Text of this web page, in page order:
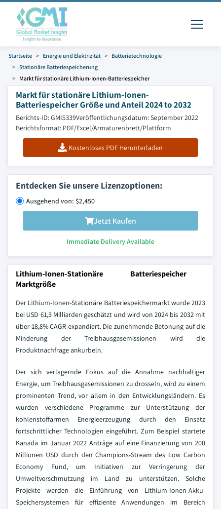
Startseite Energie und Elektrizität
Batterietechnologie
Stationäre Batteriespeicherung
Markt für stationäre Lithium-Ionen-Batteriespeicher
Markt für stationäre Lithium-Ionen-
Batteriespeicher Größe und Anteil 2024 to 2032
Berichts-ID: GMI5339Veröffentlichungsdatum: September 2022
Berichtsformat: PDF/Excel/Armaturenbrett/Plattform
Kostenloses PDF Herunterladen
Entdecken Sie unsere Lizenzoptionen:
Ausgehend von: $2,450
Jetzt Kaufen
Immediate Delivery Available
Lithium-Ionen-Stationäre Batteriespeicher
Marktgröße
Der Lithium-Ionen-Stationäre Batteriespeichermarkt wurde 2023
bei USD 61,3 Milliarden geschätzt und wird von 2024 bis 2032 mit
über 18,8% CAGR expandiert. Die zunehmende Betonung auf die
Minderung der Treibhausgasemissionen wird die
Produktnachfrage ankurbeln.
Der sich verlagernde Fokus auf die Annahme nachhaltiger
Energie, um Treibhausgasemissionen zu drosseln, wird zu einem
prominenten Trend, vor allem in den Entwicklungsländern. Es
wurden verschiedene Programme zur Unterstützung der
kohlenstoffarmen Energieerzeugung durch den Einsatz
fortschrittlicher Technologien eingeführt. Zum Beispiel startete
Kanada im Januar 2022 Anträge auf eine Finanzierung von 200
Millionen USD durch den Champions-Stream des Low Carbon
Economy Fund, um Initiativen zur Verringerung der
Umweltverschmutzung im Land zu unterstützen. Solche
Projekte werden die Einführung von Lithium-Ionen-Akku-
Speichersystemen für effiziente Anwendungen im Bereich